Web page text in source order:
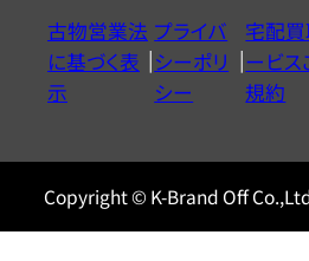
ヤ
ル
0120604117
古物営業法
に基づく表
示
プライバ
シーポリ
シー
宅配
ービス
規約
Copyright © K-Brand Off